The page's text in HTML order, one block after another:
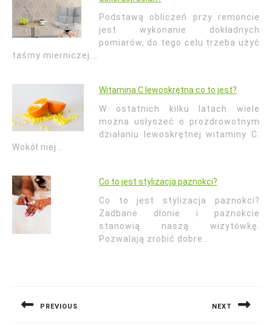
Podstawą obliczeń przy remoncie
jest wykonanie dokładnych
pomiarów, do tego celu trzeba użyć
taśmy mierniczej.…
Witamina C lewoskrętna co to jest?
W ostatnich kilku latach wiele
można usłyszeć o prozdrowotnym
działaniu lewoskrętnej witaminy C.
Wokół niej…
Co to jest stylizacja paznokci?
Co to jest stylizacja paznokci?
Zadbane dłonie i paznokcie
stanowią naszą wizytówkę.
Pozwalają zrobić dobre…
PREVIOUS NEXT